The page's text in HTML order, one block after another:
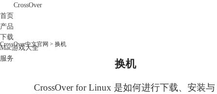
CrossOver
首页
产品
下载
Mac游戏大全
服务
CrossOver中文官网 > 换机
换机
CrossOver for Linux 是如何进行下载、安装与